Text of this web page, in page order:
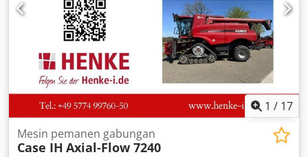
1 / 17
Mesin pemanen gabungan
Case IH Axial-Flow 7240